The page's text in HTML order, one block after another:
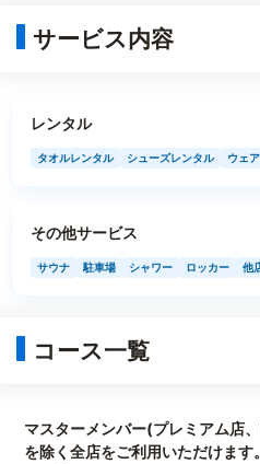
サービス内容
レンタル
タオルレンタル シューズレンタル ウェ
その他サービス
サウナ 駐車場 シャワー ロッカー 他
コース一覧
マスターメンバー(プレミアム店
を除く全店をご利用いただけます